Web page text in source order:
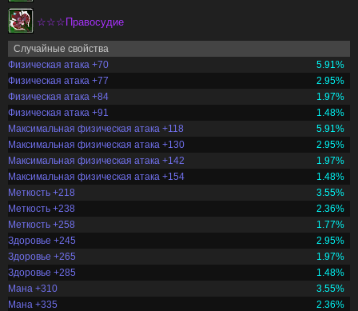
☆☆☆Правосудие
Случайные свойства
Физическая атака +70
5.91%
Физическая атака +77
2.95%
Физическая атака +84
1.97%
Физическая атака +91
1.48%
Максимальная физическая атака +118
5.91%
Максимальная физическая атака +130
2.95%
Максимальная физическая атака +142
1.97%
Максимальная физическая атака +154
1.48%
Меткость +218
3.55%
Меткость +238
2.36%
Меткость +258
1.77%
Здоровье +245
2.95%
Здоровье +265
1.97%
Здоровье +285
1.48%
Мана +310
3.55%
Мана +335
2.36%